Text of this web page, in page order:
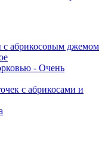
абрикосовым джемом
- Очень
с абрикосами и